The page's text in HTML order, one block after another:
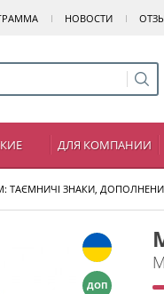
НОВОСТИ
ДЛЯ КОМПАНИИ
ТАЄМНИЧІ ЗНАКИ,
ДОП